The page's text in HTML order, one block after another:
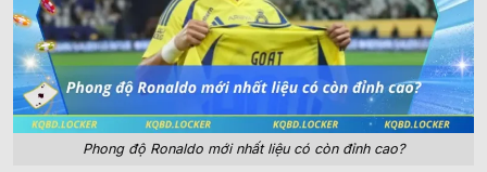
Phong độ Ronaldo mới nhất liệu có còn đỉnh cao?